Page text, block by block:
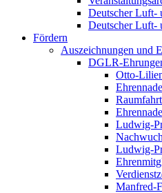
Deutscher Luft-
Deutscher Luft-
Fördern
Auszeichnungen und
DGLR-
Otto-
Ludwig-
Ludwig-
Manfred-